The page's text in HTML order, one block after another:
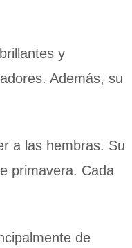
y
Además, su
a las hembras. Su
primavera. Cada
de